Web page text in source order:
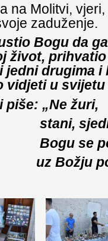
na Molitvi,
zaduženje.
Bogu da
život,
jedni drugima i
vidjeti u
piše: „Ne žuri,